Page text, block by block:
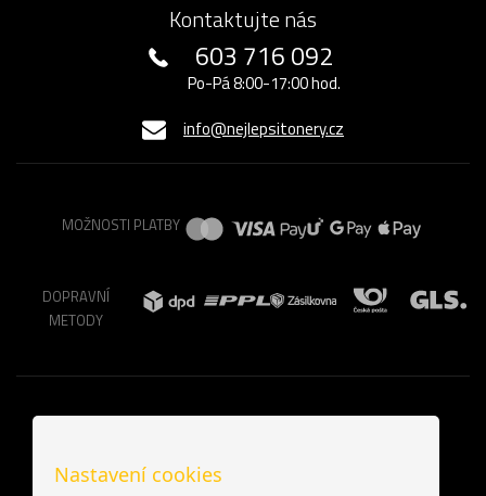
Kontaktujte nás
603 716 092
Po-Pá 8:00-17:00 hod.
info@nejlepsitonery.cz
MOŽNOSTI PLATBY
DOPRAVNÍ
METODY
Nastavení cookies